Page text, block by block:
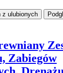
z ulubionych
Zabiegów